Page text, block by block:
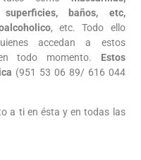
baños, etc,
, etc. Todo ello
accedan a estos
todo momento. Estos
(951 53 06 89/ 616 044
a ti en ésta y en todas las